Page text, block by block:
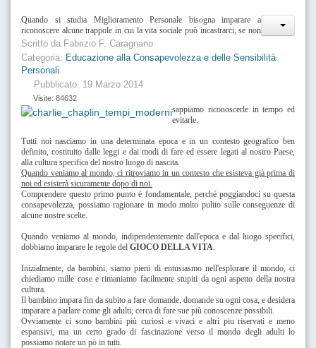
Scritto da Fabrizio F. Caragnano
Categoria: Educazione alla Consapevolezza e delle Sensibilità
Personali
Pubblicato: 19 Marzo 2014
Visite: 84632
Quando si studia Miglioramento Personale bisogna imparare a
riconoscere alcune trappole in cui la vita sociale può incastrarci, se non
sappiamo riconoscerle in tempo ed
evitarle.
Tutti noi nasciamo in una determinata epoca e in un contesto geografico ben
definito, costituito dalle leggi e dai modi di fare ed essere legati al nostro Paese,
alla cultura specifica del nostro luogo di nascita.
Quando veniamo al mondo, ci ritroviamo in un contesto che esisteva già prima di
noi ed esisterà sicuramente dopo di noi.
Comprendere questo primo punto è fondamentale, perché poggiandoci su questa
consapevolezza, possiamo ragionare in modo molto pulito sulle conseguenze di
alcune nostre scelte.
Quando veniamo al mondo, indipendentemente dall'epoca e dal luogo specifici,
dobbiamo imparare le regole del GIOCO DELLA VITA.
Inizialmente, da bambini, siamo pieni di entusiasmo nell'esplorare il mondo, ci
chiediamo mille cose e rimaniamo facilmente stupiti da ogni aspetto della nostra
cultura.
Il bambino impara fin da subito a fare domande, domande su ogni cosa, e desidera
imparare a parlare come gli adulti; cerca di fare sue più conoscenze possibili.
Ovviamente ci sono bambini più curiosi e vivaci e altri piu riservati e meno
espansivi, ma un certo grado di fascinazione verso il mondo degli adulti lo
possiamo notare un pò in tutti.